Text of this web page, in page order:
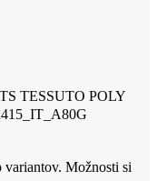
TESSUTO POLY
variantov. Možnosti si